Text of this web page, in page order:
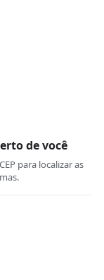
de você
para localizar as